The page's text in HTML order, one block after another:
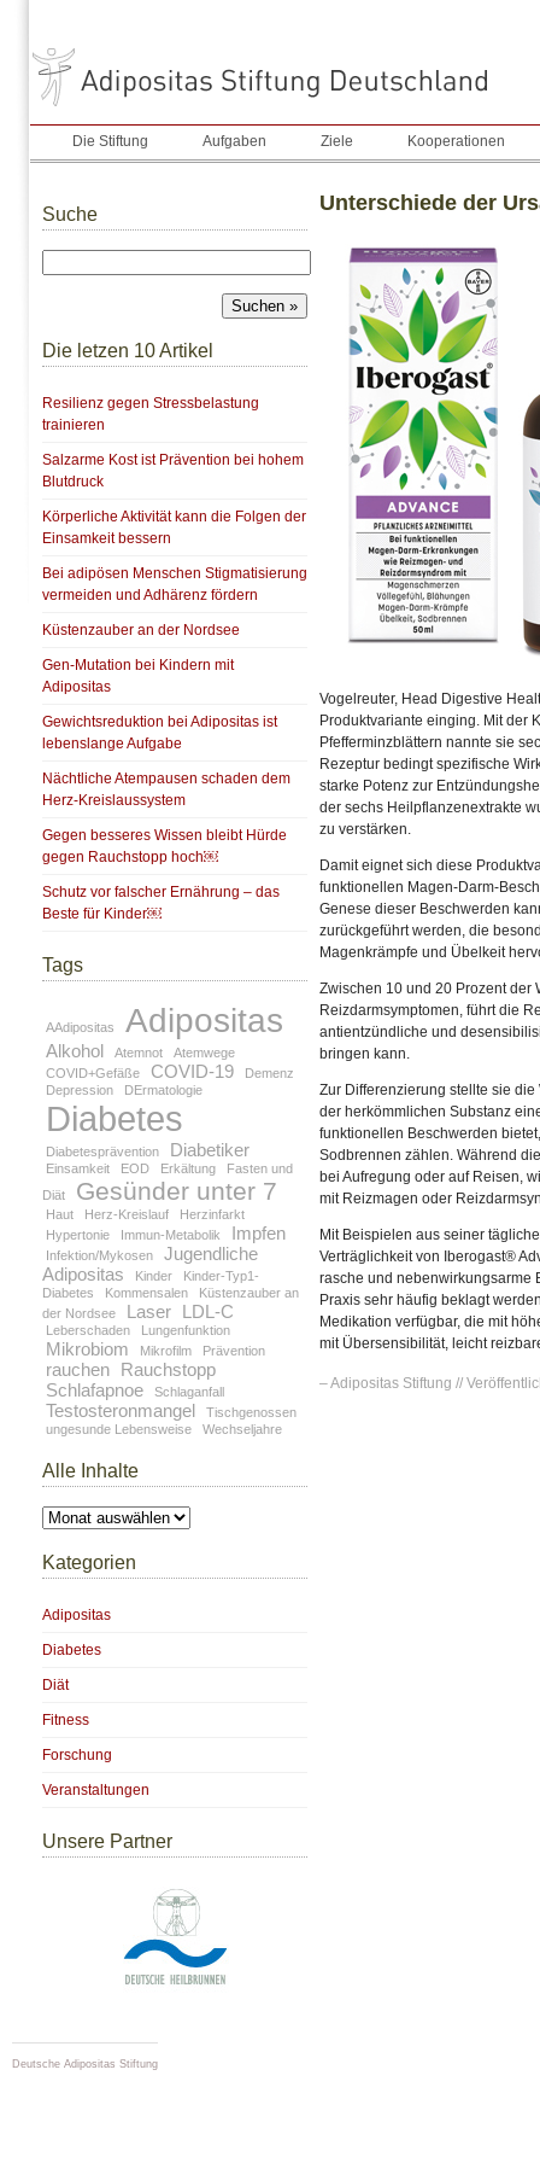
Die Stiftung Aufgaben Ziele Kooperationen
Suche
Die letzen 10 Artikel
Resilienz gegen Stressbelastung
trainieren
Salzarme Kost ist Prävention bei hohem
Blutdruck
Körperliche Aktivität kann die Folgen der
Einsamkeit bessern
Bei adipösen Menschen Stigmatisierung
vermeiden und Adhärenz fördern
Küstenzauber an der Nordsee
Gen-Mutation bei Kindern mit
Adipositas
Gewichtsreduktion bei Adipositas ist
lebenslange Aufgabe
Nächtliche Atempausen schaden dem
Herz-Kreislaussystem
Gegen besseres Wissen bleibt Hürde
gegen Rauchstopp hoch￼
Schutz vor falscher Ernährung – das
Beste für Kinder￼
Tags
AAdipositas Adipositas
Alkohol Atemnot
Atemwege
COVID+Gefäße
COVID-19
Demenz
Depression
DErmatologie
Diabetes
Diabetesprävention Diabetiker
Einsamkeit EOD Erkältung
Fasten und
Diät
Gesünder unter 7
Haut Herz-Kreislauf
Herzinfarkt
Hypertonie
Immun-Metabolik Impfen
Infektion/Mykosen
Jugendliche
Adipositas
Kinder
Kinder-Typ1-
Diabetes
Kommensalen
Küstenzauber an
der Nordsee
Laser LDL-C
Leberschaden Lungenfunktion
Mikrobiom Mikrofilm Prävention
rauchen Rauchstopp
Schlafapnoe
Schlaganfall
Testosteronmangel
Tischgenossen
ungesunde Lebensweise
Wechseljahre
Alle Inhalte
Alle
Inhalte
Kategorien
Adipositas
Diabetes
Diät
Fitness
Forschung
Veranstaltungen
Unsere Partner
Unterschiede der
Vogelreuter, Head Digestive
Produktvariante einging. Mit der
Pfefferminzblättern nannte sie
Rezeptur bedingt spezifische
starke Potenz zur
der sechs Heilpflanzenextrakte
zu verstärken.
Damit eignet sich diese
funktionellen Magen-Darm-
Genese dieser Beschwerden
zurückgeführt werden, die
Magenkrämpfe und Übelkeit
Zwischen 10 und 20 Prozent der
Reizdarmsymptomen, führt die
antientzündliche und
bringen kann.
Zur Differenzierung stellte sie
der herkömmlichen Substanz
funktionellen Beschwerden
Sodbrennen zählen. Während
bei Aufregung oder auf Reisen,
mit Reizmagen oder
Mit Beispielen aus seiner
Verträglichkeit von Iberogast®
rasche und nebenwirkungsarme
Praxis sehr häufig beklagt
Medikation verfügbar, die mit
mit Übersensibilität, leicht
– Adipositas Stiftung //
Deutsche Adipositas Stiftung